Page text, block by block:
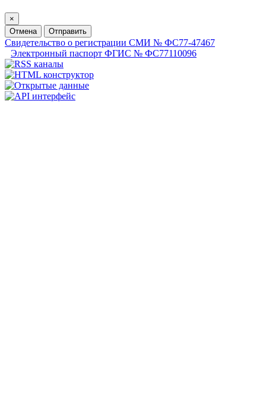
×
Отмена
Отправить
Свидетельство о регистрации СМИ № ФС77-47467
Электронный паспорт ФГИС № ФС77110096